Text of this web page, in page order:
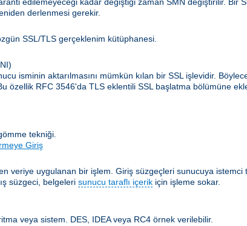
derlenmesi gerekir.
SSL/TLS gerçeklenim kütüphanesi.
isminin aktarılmasını mümkün kılan bir SSL işlevidir.
özellik RFC 3546'da TLS eklentili SSL başlatma bölümüne
tekniği.
Giriş
veriye uygulanan bir işlem. Giriş süzgeçleri sunucuya
süzgeci, belgeleri sunucu taraflı içerik için işleme sokar.
veya sistem. DES, IDEA veya RC4 örnek verilebilir.